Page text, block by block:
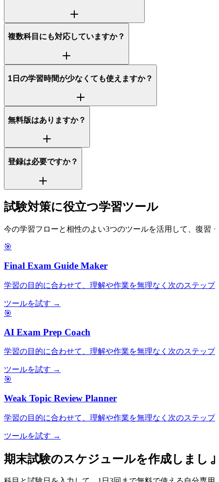
複数科目にも対応していますか？
1日の学習時間が少なくても使えますか？
無料版はありますか？
登録は必要ですか？
試験対策に役立つ学習ツール
今の学習フローと相性のよい3つのツールを活用して、復習
🎯
Final Exam Guide Maker
学習の目的に合わせて、理解や作業を無理なく次のステップ
ツールを試す →
🎯
AI Exam Prep Coach
学習の目的に合わせて、理解や作業を無理なく次のステップ
ツールを試す →
🎯
Weak Topic Review Planner
学習の目的に合わせて、理解や作業を無理なく次のステップ
ツールを試す →
期末試験のスケジュールを作成しまし